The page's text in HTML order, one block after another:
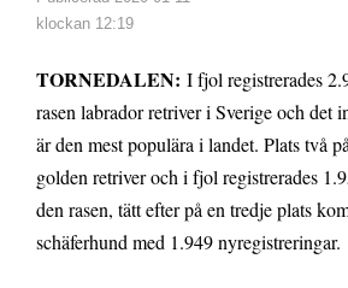
klockan 12:19
TORNEDALEN: I fjol registrerades
rasen labrador retriver i Sverige och det
är den mest populära i landet. Plats två
golden retriver och i fjol registrerades
den rasen, tätt efter på en tredje plats
schäferhund med 1.949 nyregistreringar.